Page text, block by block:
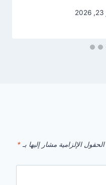
الحقول الإلزامية مشار إليها بـ *